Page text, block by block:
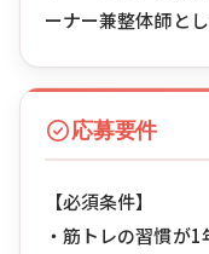
ーナー兼整体師と
応募要件
【必須条件】
・筋トレの習慣が